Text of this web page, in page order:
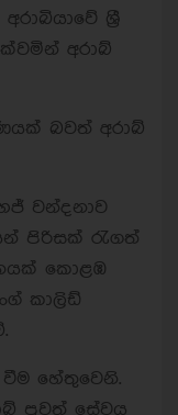
ශ්‍රී
අරාබ්
බවත් අරාබ්
වන්දනාව
පිරිසක් රැගත්
කොළඹ
කාලිඩ්
හේතුවෙනි.
පුවත් සේවය